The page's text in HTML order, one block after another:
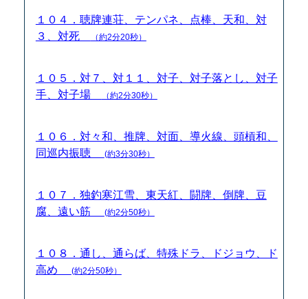
１０４．聴牌連荘、テンパネ、点棒、天和、対
３、対死
（約2分20秒）
１０５．対７、対１１、対子、対子落とし、対子
手、対子場
（約2分30秒）
１０６．対々和、推牌、対面、導火線、頭槓和、
同巡内振聴
(約3分30秒）
１０７．独釣寒江雪、東天紅、闘牌、倒牌、豆
腐、遠い筋
(約2分50秒）
１０８．通し、通らば、特殊ドラ、ドジョウ、ド
高め
(約2分50秒）